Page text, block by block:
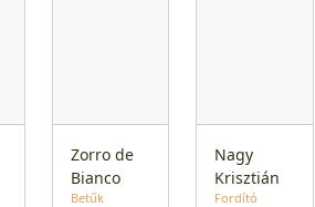
Zorro de
Bianco
Betűk
Nagy
Krisztián
Fordító